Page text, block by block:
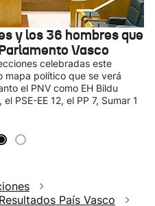
y los 36 hombres que
Vasco
celebradas este
mapa político que se verá
el PNV como EH Bildu
PSE-EE 12, el PP 7, Sumar 1
Resultados País Vasco